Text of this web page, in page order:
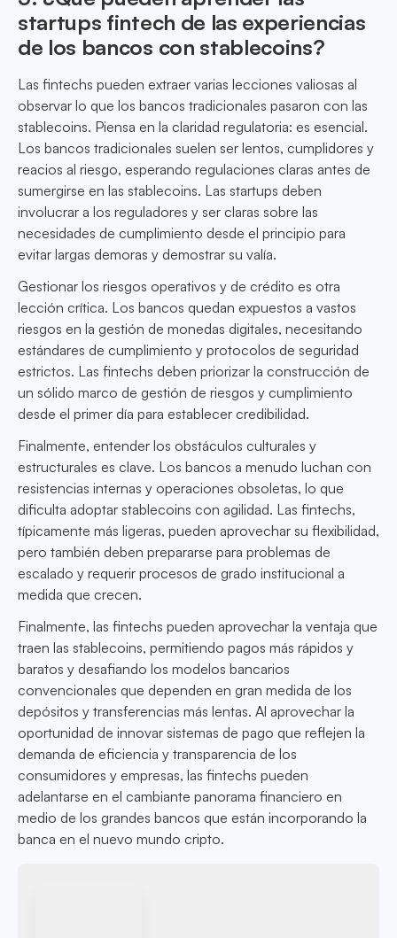
startups fintech de las experiencias
de los bancos con stablecoins?
Las fintechs pueden extraer varias lecciones valiosas al
observar lo que los bancos tradicionales pasaron con las
stablecoins. Piensa en la claridad regulatoria: es esencial.
Los bancos tradicionales suelen ser lentos, cumplidores y
reacios al riesgo, esperando regulaciones claras antes de
sumergirse en las stablecoins. Las startups deben
involucrar a los reguladores y ser claras sobre las
necesidades de cumplimiento desde el principio para
evitar largas demoras y demostrar su valía.
Gestionar los riesgos operativos y de crédito es otra
lección crítica. Los bancos quedan expuestos a vastos
riesgos en la gestión de monedas digitales, necesitando
estándares de cumplimiento y protocolos de seguridad
estrictos. Las fintechs deben priorizar la construcción de
un sólido marco de gestión de riesgos y cumplimiento
desde el primer día para establecer credibilidad.
Finalmente, entender los obstáculos culturales y
estructurales es clave. Los bancos a menudo luchan con
resistencias internas y operaciones obsoletas, lo que
dificulta adoptar stablecoins con agilidad. Las fintechs,
típicamente más ligeras, pueden aprovechar su flexibilidad,
pero también deben prepararse para problemas de
escalado y requerir procesos de grado institucional a
medida que crecen.
Finalmente, las fintechs pueden aprovechar la ventaja que
traen las stablecoins, permitiendo pagos más rápidos y
baratos y desafiando los modelos bancarios
convencionales que dependen en gran medida de los
depósitos y transferencias más lentas. Al aprovechar la
oportunidad de innovar sistemas de pago que reflejen la
demanda de eficiencia y transparencia de los
consumidores y empresas, las fintechs pueden
adelantarse en el cambiante panorama financiero en
medio de los grandes bancos que están incorporando la
banca en el nuevo mundo cripto.